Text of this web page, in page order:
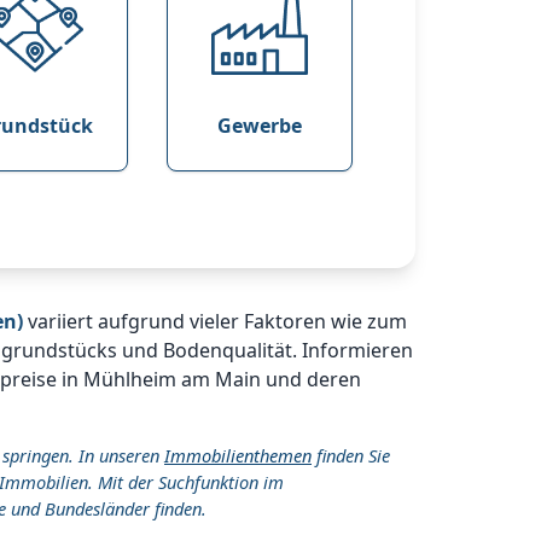
Gewerbe
variiert aufgrund vieler Faktoren wie zum
und Bodenqualität. Informieren
in Mühlheim am Main und deren
In unserenImmobilienthemen finden Sie
Mit der Suchfunktion im
und Bundesländer finden.